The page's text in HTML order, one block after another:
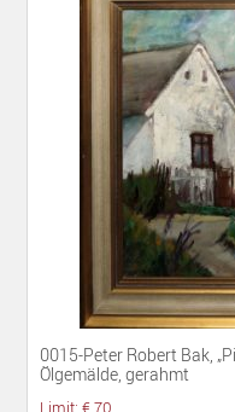
0015-Peter Robert Bak,
Ölgemälde, gerahmt
Limit: € 70